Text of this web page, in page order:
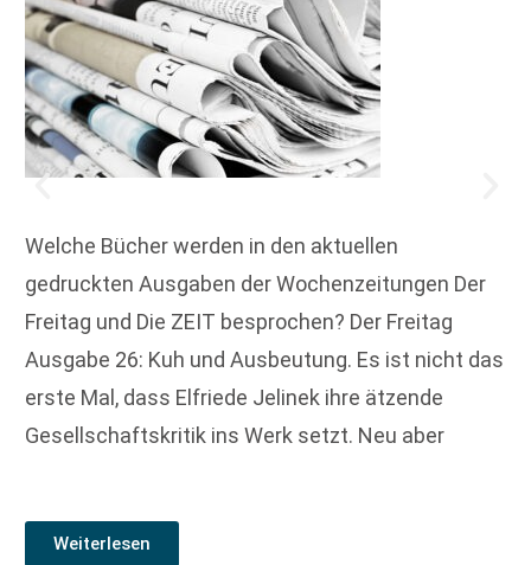
Welche Bücher werden in den aktuellen
gedruckten Ausgaben der Wochenzeitungen Der
Freitag und Die ZEIT besprochen? Der Freitag
Ausgabe 26: Kuh und Ausbeutung. Es ist nicht das
erste Mal, dass Elfriede Jelinek ihre ätzende
Gesellschaftskritik ins Werk setzt. Neu aber
Weiterlesen